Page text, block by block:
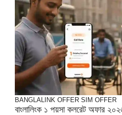
BANGLALINK OFFER SIM OFFER
বাংলালিংক ১ পয়সা কলরেট অফার